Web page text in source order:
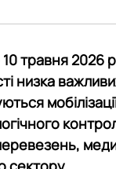
травня 2026
низка